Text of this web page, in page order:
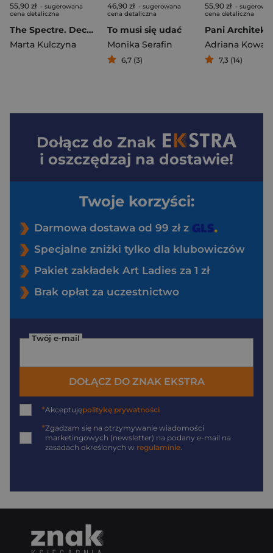
55,90 zł - sugerowana
cena detaliczna
The Spectre. Decadence. Tom 4
Marta Kulczyna
46,90 zł - sugerowana
cena detaliczna
To musi się udać
Monika Serafin
6,7 (3)
55,90 zł -
cena detaliczna
Pani Architekt
Adriana
7,3 (14)
Dołącz do Znak
i oszczędzaj na dostawie!
Twoje korzyści:
Darmowa dostawa od 99 zł z
Specjalne zniżki tylko dla klubowiczów
Pakiet zakładek Art Ladies za 1 zł
Brak opłat za uczestnictwo
Twój e-mail
DOŁĄCZ DO ZNAK EKSTRA
*Akceptujępolitykę prywatności
*Zgadzam się na otrzymywanie wiadomości
marketingowych (newsletter) na podany e-mail na
zasadach określonych w regulaminie